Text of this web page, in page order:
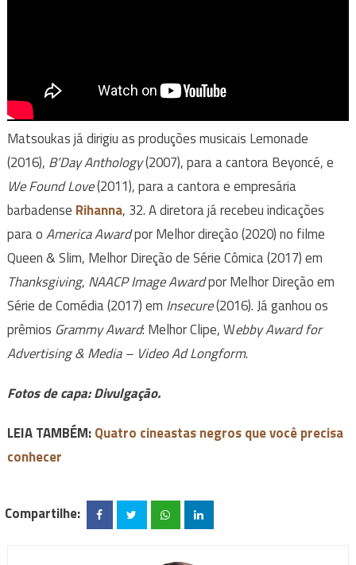
Matsoukas já dirigiu as produções musicais Lemonade
(2016), B’Day Anthology(2007), para a cantora Beyoncé, e
We Found Love(2011), para a cantora e empresária
barbadense Rihanna, 32. A diretora já recebeu indicações
para oAmerica Awardpor Melhor direção (2020) no filme
Queen & Slim, Melhor Direção de Série Cômica (2017) em
Thanksgiving, NAACP Image Awardpor Melhor Direção em
Série de Comédia (2017) em Insecure(2016). Já ganhou os
prêmios Grammy Award: Melhor Clipe, Webby Award for
Advertising & Media – Video Ad Longform.
Fotos de capa: Divulgação.
LEIA TAMBÉM:Quatro cineastas negros que você precisa
conhecer
Compartilhe: